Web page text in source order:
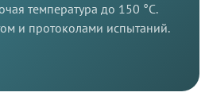
температура до 150 °C.
и протоколами испытаний.